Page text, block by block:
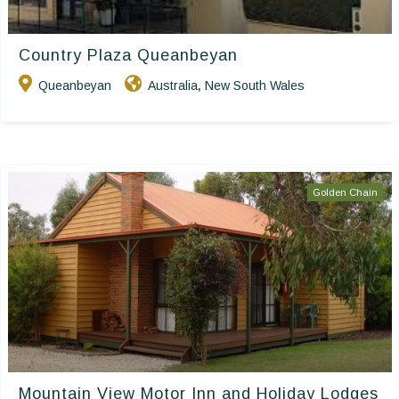
Country Plaza Queanbeyan
Queanbeyan Australia, New South Wales
Golden Chain
Mountain View Motor Inn and Holiday Lodges